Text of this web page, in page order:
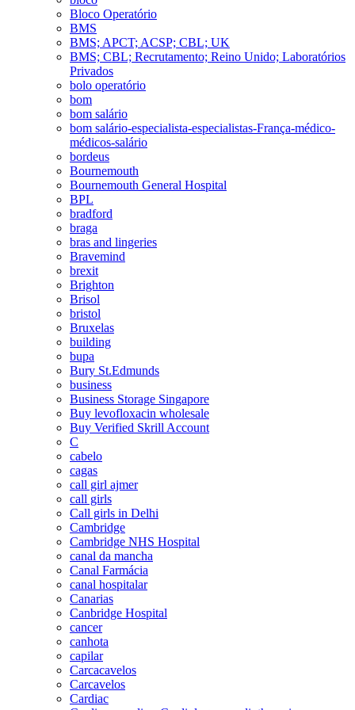
Bloco Operatório
BMS
BMS; APCT; ACSP; CBL; UK
BMS; CBL; Recrutamento; Reino Unido; Laboratórios
Privados
bolo operatório
bom
bom salário
bom salário-especialista-especialistas-França-médico-
médicos-salário
bordeus
Bournemouth
Bournemouth General Hospital
BPL
bradford
braga
bras and lingeries
Bravemind
brexit
Brighton
Brisol
bristol
Bruxelas
building
bupa
Bury St.Edmunds
business
Business Storage Singapore
Buy levofloxacin wholesale
Buy Verified Skrill Account
C
cabelo
cagas
call girl ajmer
call girls
Call girls in Delhi
Cambridge
Cambridge NHS Hospital
canal da mancha
Canal Farmácia
canal hospitalar
Canarias
Canbridge Hospital
cancer
canhota
capilar
Carcacavelos
Carcavelos
Cardiac